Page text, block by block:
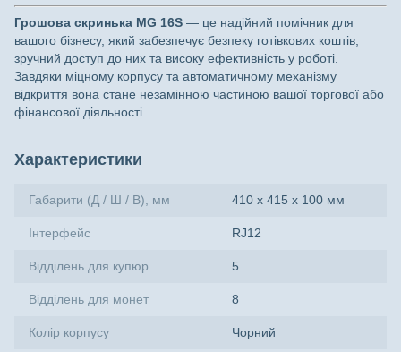
Грошова скринька MG 16S — це надійний помічник для
вашого бізнесу, який забезпечує безпеку готівкових коштів,
зручний доступ до них та високу ефективність у роботі.
Завдяки міцному корпусу та автоматичному механізму
відкриття вона стане незамінною частиною вашої торгової або
фінансової діяльності.
Характеристики
Габарити (Д / Ш / В), мм 410 х 415 х 100 мм
Інтерфейс RJ12
Відділень для купюр 5
Відділень для монет 8
Колір корпусу Чорний